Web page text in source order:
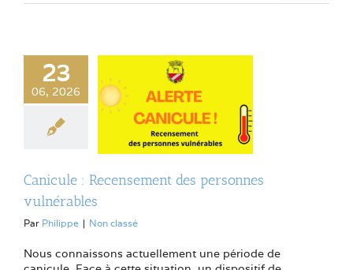
23
06, 2026
Canicule : Recensement des personnes
vulnérables
Par Philippe | Non classé
Nous connaissons actuellement une période de